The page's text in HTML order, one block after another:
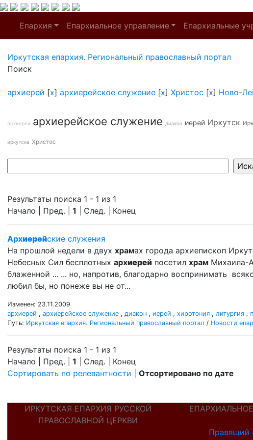
Епархия Епархиальное управление Епархиальные
Иркутская епархия. Региональный православный портал
Поиск
архиерей [x] архиерейское служение [x] Христос [x] Ново-
архиерей архиерейское служение диакон иерей Иркутск
иркутска Христос
Результаты поиска 1 - 1 из 1
Начало | Пред. | 1 | След. | Конец
Архиерейские служения
На прошлой недели в двух храмах города архиепископ
Небесных Сил бесплотных архиерей посетил храм Михаила-
блаженной ... ... но, напротив, благодарно воспринимать
любил бы, но понеже вы не от...
Изменен: 23.11.2009
архиерей , архиерейское служение , диакон , иерей , хиротония , литургия ,
Путь: Иркутская епархия. Региональный православный портал / Новости
Результаты поиска 1 - 1 из 1
Начало | Пред. | 1 | След. | Конец
Сортировать по релевантности
Отсортировано по дате
ИРКУТСКАЯ ЕПАРХИЯ РУССКОЙ
ПРАВОСЛАВНОЙ ЦЕРКВИ
Правящий